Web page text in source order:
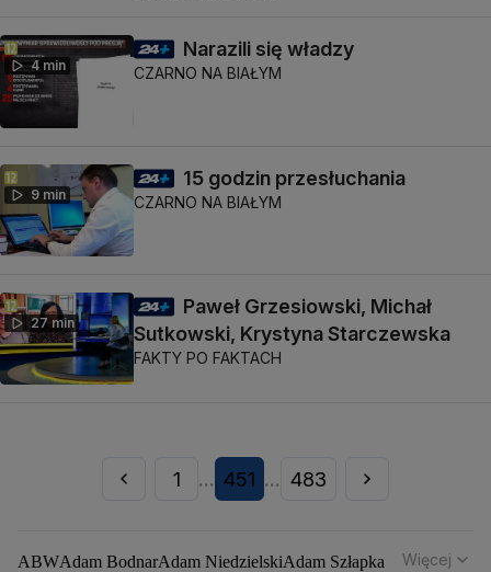
4 min
Narazili się władzy
CZARNO NA BIAŁYM
9 min
15 godzin przesłuchania
CZARNO NA BIAŁYM
27 min
Paweł Grzesiowski, Michał
Sutkowski, Krystyna Starczewska
FAKTY PO FAKTACH
1 ... 451 ... 483
ABWAdam BodnarAdam NiedzielskiAdam Szłapka
Więcej